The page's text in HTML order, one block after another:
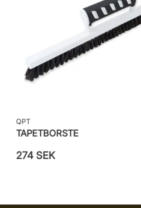
QPT
TAPETBORSTE
274 SEK